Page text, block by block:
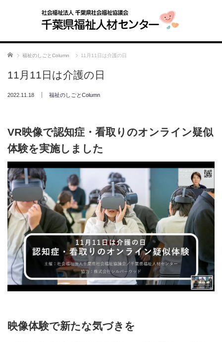
ホーム 福祉のしごとColumn 11月11日は介護の日
11月11日は介護の日
2022.11.18 福祉のしごとColumn
VR映像で認知症・看取りのオンライン疑似
体験を実施しました
映像体験で新たな気づきを